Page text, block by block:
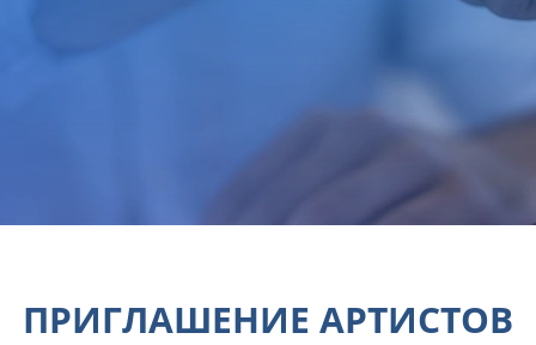
ПРИГЛАШЕНИЕ АРТИСТОВ